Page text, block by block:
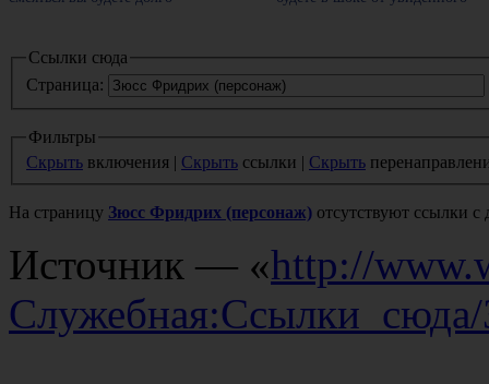
Ссылки сюда
Страница:
Фильтры
Скрыть включения | Скрыть ссылки | Скрыть
На страницу Зюсс Фридрих (персонаж) отсутствуют ссылки с
Источник — «http://